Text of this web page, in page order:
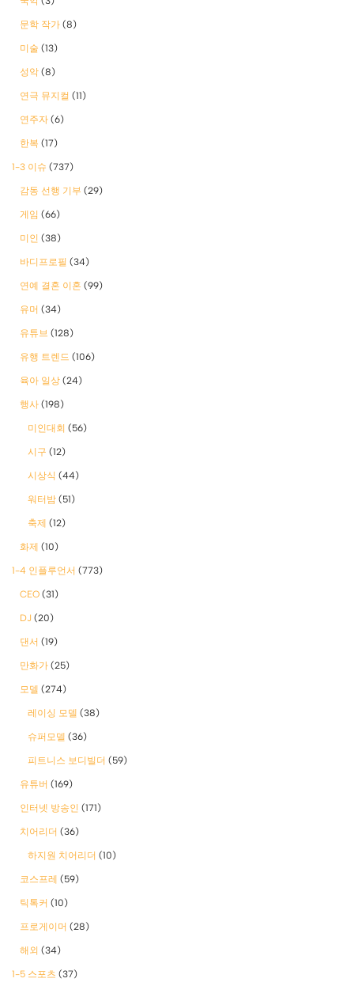
문학 작가 (8)
미술 (13)
성악 (8)
연극 뮤지컬 (11)
연주자 (6)
한복 (17)
1-3 이슈 (737)
감동 선행 기부 (29)
게임 (66)
미인 (38)
바디프로필 (34)
연예 결혼 이혼 (99)
유머 (34)
유튜브 (128)
유행 트렌드 (106)
육아 일상 (24)
행사 (198)
미인대회 (56)
시구 (12)
시상식 (44)
워터밤 (51)
축제 (12)
화제 (10)
1-4 인플루언서 (773)
CEO (31)
DJ (20)
댄서 (19)
만화가 (25)
모델 (274)
레이싱 모델 (38)
슈퍼모델 (36)
피트니스 보디빌더 (59)
유튜버 (169)
인터넷 방송인 (171)
치어리더 (36)
하지원 치어리더 (10)
코스프레 (59)
틱톡커 (10)
프로게이머 (28)
해외 (34)
1-5 스포츠 (37)